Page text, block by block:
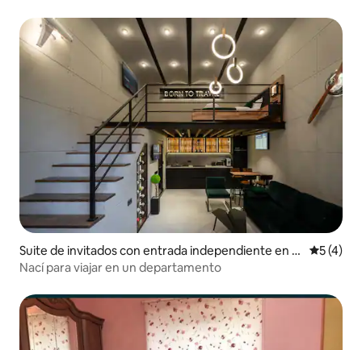
Suite de invitados con entrada independiente en C
hernivtsi
5 (4)
Nací para viajar en un departamento